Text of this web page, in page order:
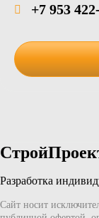
+7 953
Разработка
Сайт носит